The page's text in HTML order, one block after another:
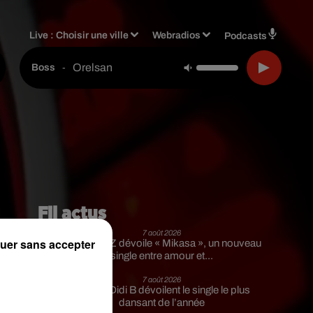
Live :Choisir une ville Webradios Podcasts
Boss - Orelsan
Fil actus
7 août 2026
Moha MMZ dévoile « Mikasa », un nouveau
single entre amour et...
7 août 2026
Tayc et Didi B dévoilent le single le plus
dansant de l’année
sans accepter